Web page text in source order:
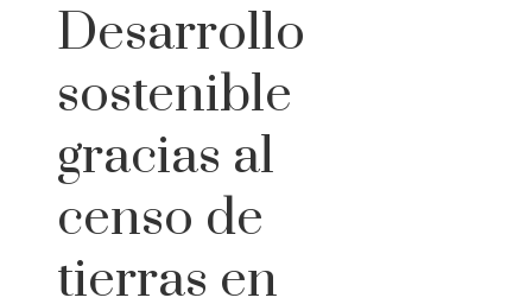
Desarrollo
sostenible
gracias al
censo de
tierras en